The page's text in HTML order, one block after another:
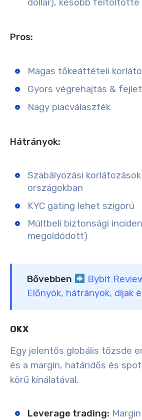
dollár), később feltöltötte
Pros:
Magas tőkeáttételi
Gyors végrehajtás &
Nagy piacválaszték
Hátrányok:
Szabályozási
országokban
KYC gating lehet szigorú
Múltbeli biztonsági
megoldódott)
Bővebben
Bybit
Előnyök, hátrányok, díjak
OKX
Egy jelentős globális tőzsde
és a margin, határidős és
körű kínálatával.
Leverage trading: